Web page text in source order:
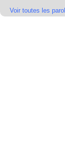
Voir toutes les